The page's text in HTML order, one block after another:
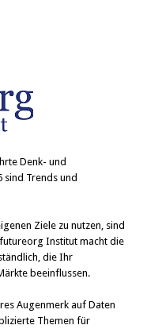
Denk- und
Trends und
Ziele zu nutzen, sind
Institut macht die
die Ihr
beeinflussen.
Augenmerk auf Daten
Themen für